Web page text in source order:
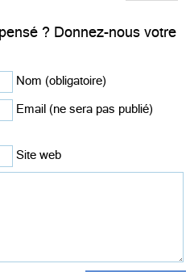
? Donnez-nous votre
Nom (obligatoire)
Email (ne sera pas publié)
Site web